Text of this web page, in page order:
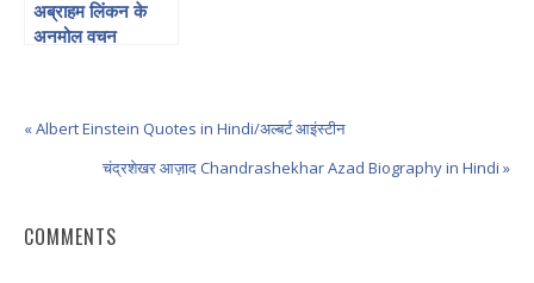
अब्राहम लिंकन के
अनमोल वचन
« Albert Einstein Quotes in Hindi/अल्बर्ट आइंस्टीन
चंद्रशेखर आज़ाद Chandrashekhar Azad Biography in Hindi »
COMMENTS